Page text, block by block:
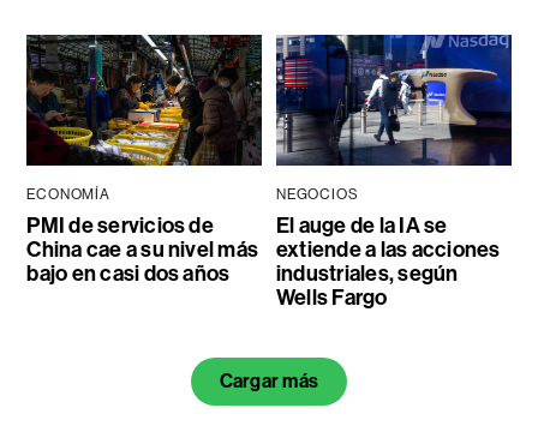
ECONOMÍA
PMI de servicios de
China cae a su nivel más
bajo en casi dos años
NEGOCIOS
El auge de la IA se
extiende a las acciones
industriales, según
Wells Fargo
Cargar más